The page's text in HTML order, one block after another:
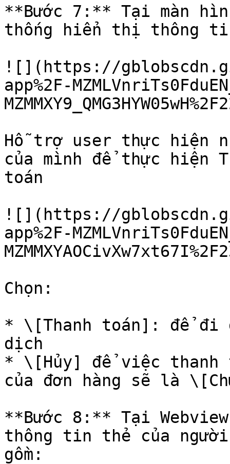
**Bước 7:** Tại màn
thống hiển thị thông
![](https://
app%2F-
Hỗ trợ user thực hiện
của mình để thực hiện
toán
![](https://
app%2F-
Chọn:
* \[Thanh toán]: để đi
dịch
* \[Hủy] để việc thanh
của đơn hàng sẽ là
**Bước 8:** Tại
thông tin thẻ của
gồm: